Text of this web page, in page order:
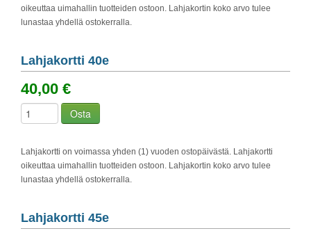
oikeuttaa uimahallin tuotteiden ostoon. Lahjakortin koko arvo tulee
lunastaa yhdellä ostokerralla.
Lahjakortti 40e
Lahjakortti on voimassa yhden (1) vuoden ostopäivästä. Lahjakortti
oikeuttaa uimahallin tuotteiden ostoon. Lahjakortin koko arvo tulee
lunastaa yhdellä ostokerralla.
40,00 €
Osta
Lahjakortti 45e